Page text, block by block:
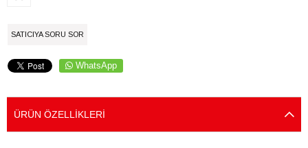
SATICIYA SORU SOR
WhatsApp
ÜRÜN ÖZELLIKLERI